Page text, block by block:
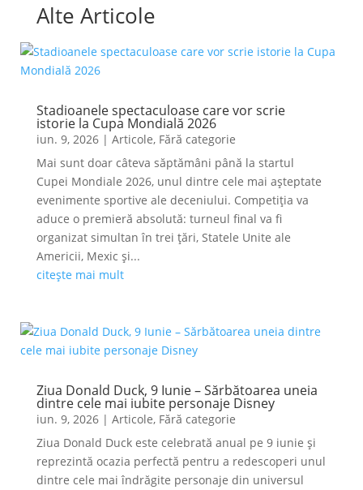
Alte Articole
Stadioanele spectaculoase care vor scrie
istorie la Cupa Mondială 2026
iun. 9, 2026| Articole, Fără categorie
Mai sunt doar câteva săptămâni până la startul
Cupei Mondiale 2026, unul dintre cele mai așteptate
evenimente sportive ale deceniului. Competiția va
aduce o premieră absolută: turneul final va fi
organizat simultan în trei țări, Statele Unite ale
Americii, Mexic și...
citește mai mult
Ziua Donald Duck, 9 Iunie – Sărbătoarea uneia
dintre cele mai iubite personaje Disney
iun. 9, 2026| Articole, Fără categorie
Ziua Donald Duck este celebrată anual pe 9 iunie și
reprezintă ocazia perfectă pentru a redescoperi unul
dintre cele mai îndrăgite personaje din universul